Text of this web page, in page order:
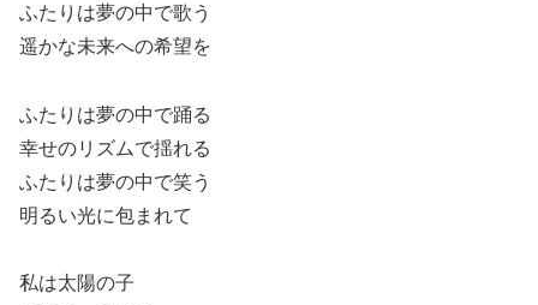
ふたりは夢の中で歌う
遥かな未来への希望を
ふたりは夢の中で踊る
幸せのリズムで揺れる
ふたりは夢の中で笑う
明るい光に包まれて
私は太陽の子